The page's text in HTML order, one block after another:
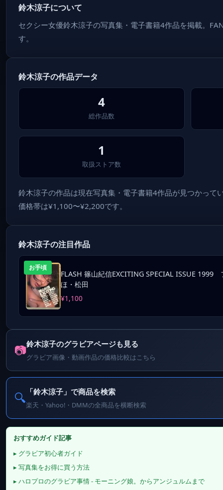
鈴木涼子について
セクシー女優鈴木涼子の写真集・電子書籍4作品を掲載。
す。
鈴木涼子の作品データ
4
総作品数
1
取扱ストア数
鈴木涼子の作品は現在写真集・電子書籍4作品が見つかって
価格帯は¥1,100〜¥2,200です。
鈴木涼子の注目作品
お手頃
FLASH 篠山紀信EXCITING SPECIAL ISSUE
ほ・松田
¥1,100
📷鈴木涼子のグラビアページも見る
グラビア画像・動画作品の価格比較はこちら
🔍 「鈴木涼子」で商品を検索
楽天・Yahoo!・DMMの全商品を横断検索
おすすめガイド記事
▸ グラビア初心者ガイド
▸ 写真集をお得に買う方法
▸ ハロプロのグラビア事情 - モーニング娘。からアンジュルムまで